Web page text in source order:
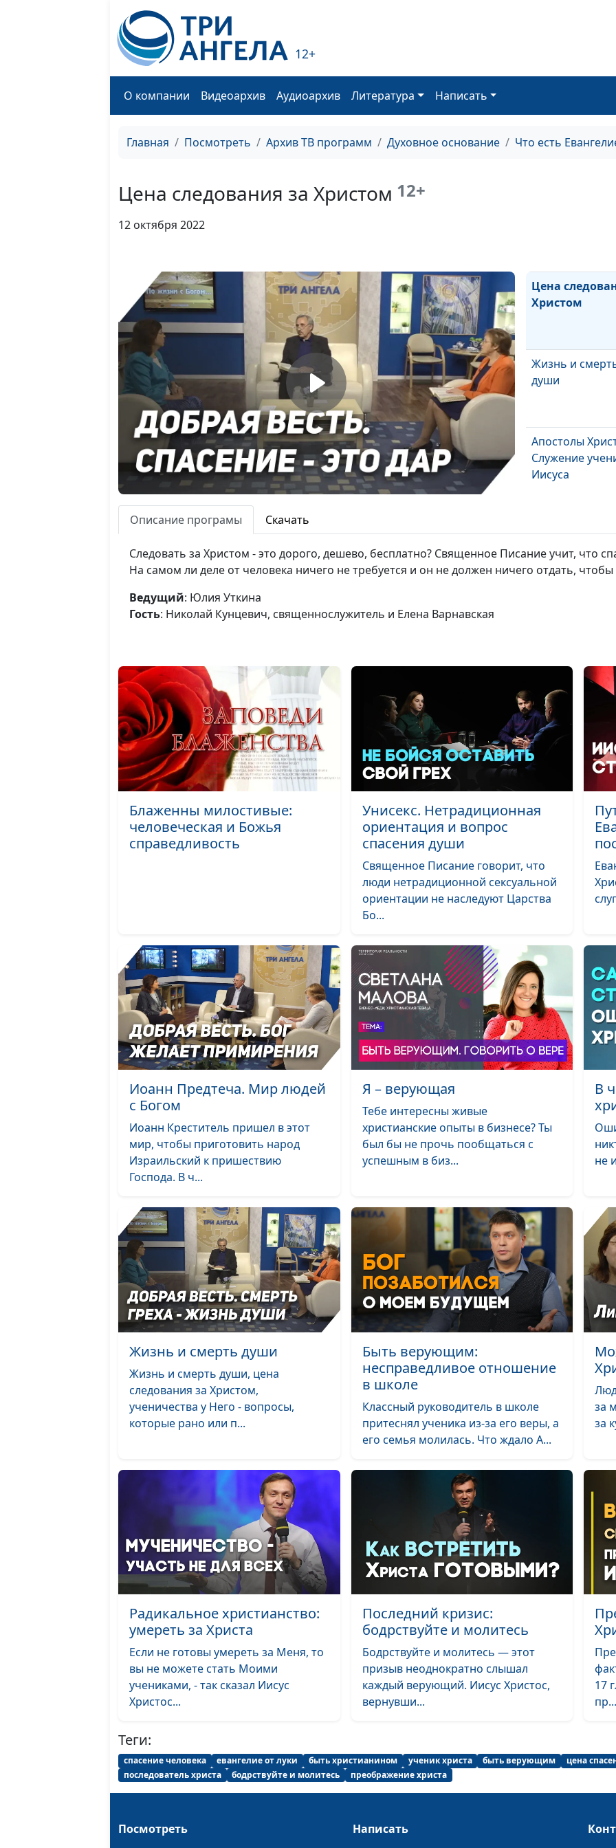
12+
О компании Видеоархив Аудиоархив Литература Написать
Главная Посмотреть Архив ТВ программ Духовное основание Что есть
Цена следования за Христом 12+
12 октября 2022
вечно?
Цена
Христом
Жизнь и
души
Апостолы
Служение
Иисуса
человека?
будет вам.
Креститель
По вере вашей
будет вам.
сотник
врага? Делать
Блаженны
духом. Первый
рецепт счастья
Апостолы
Сила учеников
Иисуса
Как соблюсти
заповедь о
Искушение
40 дней в
Отрок Иисус -
свое
предназначение
ходить в храм?
Духовная
возраст
Рождение
сегодня
Иоанн
Мир людей с
дает нам
(вторая часть)
Богородица,
дает нам
(первая часть)
человеком?
Описание програмы Скачать
Следовать за Христом - это дорого, дешево, бесплатно? Священное Писание учит, что
На самом ли деле от человека ничего не требуется и он не должен ничего отдать,
Ведущий: Юлия Уткина
Гость: Николай Кунцевич, священнослужитель и Елена Варнавская
Блаженны милостивые:
человеческая и Божья
справедливость
Унисекс. Нетрадиционная
ориентация и вопрос
спасения души
Священное Писание говорит, что
люди нетрадиционной сексуальной
ориентации не наследуют Царства
Бо...
Иоанн Предтеча. Мир людей
с Богом
Иоанн Креститель пришел в этот
мир, чтобы приготовить народ
Израильский к пришествию
Господа. В ч...
Я – верующая
Тебе интересны живые
христианские опыты в бизнесе? Ты
был бы не прочь пообщаться с
успешным в биз...
В
не
Жизнь и смерть души
Жизнь и смерть души, цена
следования за Христом,
ученичества у Него - вопросы,
которые рано или п...
Быть верующим:
несправедливое отношение
в школе
Классный руководитель в школе
притеснял ученика из-за его веры, а
его семья молилась. Что ждало А...
за
за
Радикальное христианство:
умереть за Христа
Если не готовы умереть за Меня, то
вы не можете стать Моими
учениками, - так сказал Иисус
Христос...
Последний кризис:
бодрствуйте и молитесь
Бодрствуйте и молитесь — этот
призыв неоднократно слышал
каждый верующий. Иисус Христос,
вернувши...
17
пр...
Теги:
спасение человека евангелие от луки быть христианином ученик христа быть верующим цена
последователь христа
бодрствуйте и молитесь преображение христа
Посмотреть Написать